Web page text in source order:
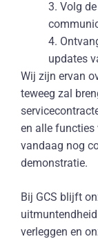
3. Volg
4.
updates
Wij zijn ervan
teweeg zal
en alle functies
vandaag nog
demonstratie.
Bij GCS blijft
verleggen en